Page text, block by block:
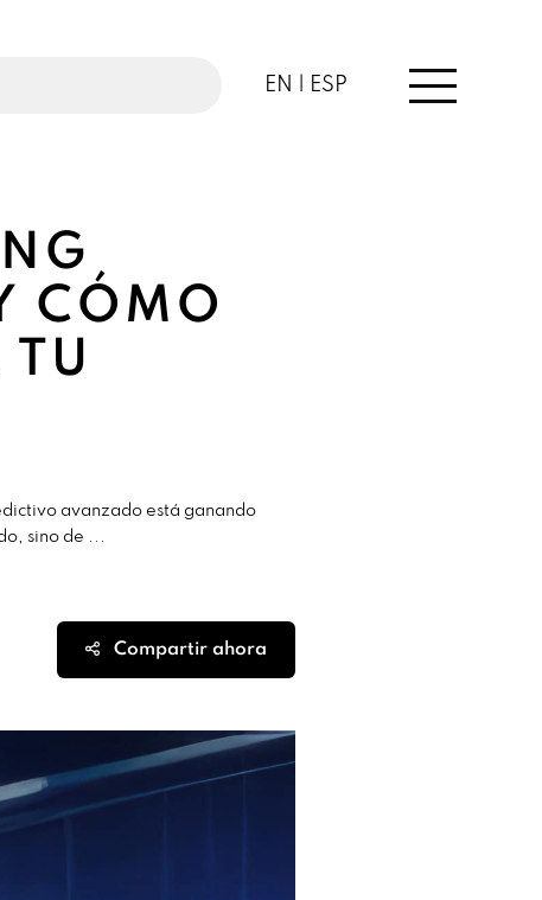
EN | ESP
CÓMO
avanzado está ganando
sino de ...
Compartir ahora